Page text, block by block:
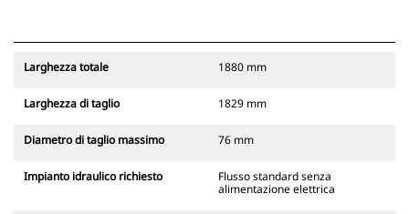
Larghezza totale 1880 mm
Larghezza di taglio 1829 mm
Diametro di taglio massimo 76 mm
Impianto idraulico richiesto
Flusso standard senza
alimentazione elettrica